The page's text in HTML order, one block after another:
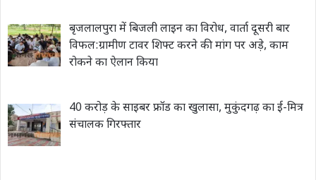
बृजलालपुरा में बिजली लाइन का विरोध, वार्ता दूसरी बार
विफल:ग्रामीण टावर शिफ्ट करने की मांग पर अड़े, काम
रोकने का ऐलान किया
40 करोड़ के साइबर फ्रॉड का खुलासा, मुकुंदगढ़ का ई-मित्र
संचालक गिरफ्तार